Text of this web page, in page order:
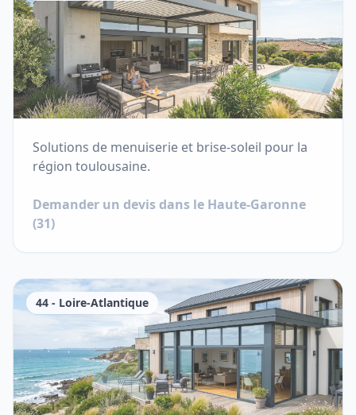
Solutions de menuiserie et brise-soleil pour la
région toulousaine.
Demander un devis dans le Haute-Garonne
(31)
44 - Loire-Atlantique